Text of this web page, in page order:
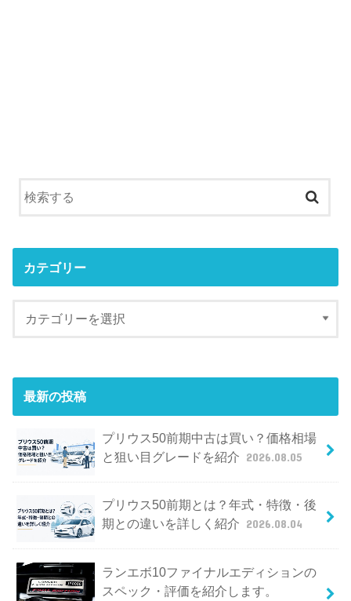
カテゴリー
最新の投稿
プリウス50前期中古は買い？価格相場
と狙い目グレードを紹介 2026.08.05
プリウス50前期とは？年式・特徴・後
期との違いを詳しく紹介 2026.08.04
ランエボ10ファイナルエディションの
スペック・評価を紹介します。